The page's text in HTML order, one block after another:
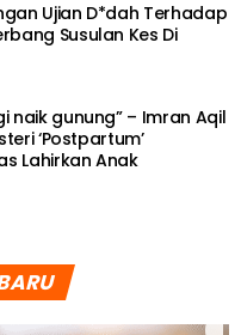
Ujian D*dah Terhadap
Susulan Kes Di
naik gunung” – Imran Aqil
‘Postpartum’
Lahirkan Anak